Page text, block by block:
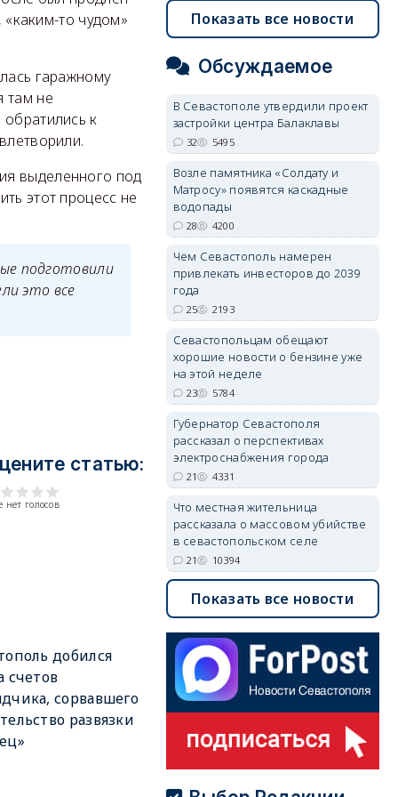
то чудом»
гаражному
там не
к
выделенного под
этот процесс не
подготовили
это все
статью:
нет голосов
добился
счетов
сорвавшего
развязки
Показать все новости
Обсуждаемое
В Севастополе утвердили проект
застройки центра Балаклавы
32 5495
Возле памятника «Солдату и
Матросу» появятся каскадные
водопады
28 4200
Чем Севастополь намерен
привлекать инвесторов до 2039
года
25 2193
Севастопольцам обещают
хорошие новости о бензине уже
на этой неделе
23 5784
Губернатор Севастополя
рассказал о перспективах
электроснабжения города
21 4331
Что местная жительница
рассказала о массовом убийстве
в севастопольском селе
21 10394
Показать все новости